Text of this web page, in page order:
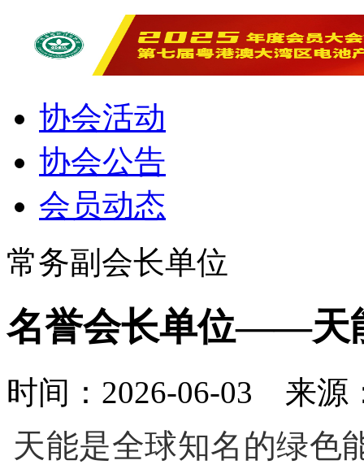
协会活动
协会公告
会员动态
常务副会长单位
名誉会长单位——天
时间：2026-06-03 来
天能是全球知名的绿色